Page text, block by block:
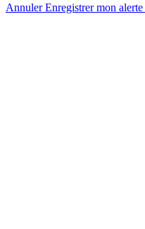
AnnulerEnregistrer mon alerte